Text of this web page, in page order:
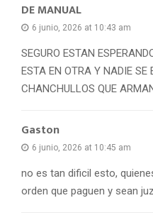
DE MANUAL
6 junio, 2026 at 10:43 am
SEGURO ESTAN
ESTA EN OTRA Y NADIE SE
CHANCHULLOS QUE
Gaston
6 junio, 2026 at 10:45 am
no es tan dificil esto,
orden que paguen y sean